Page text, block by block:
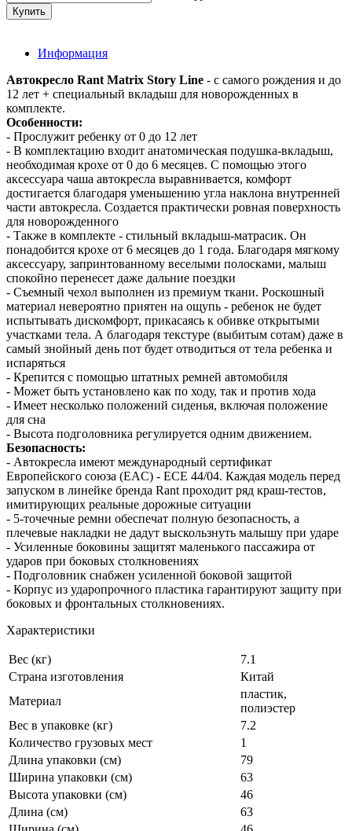
Информация
Автокресло Rant Matrix Story Line - с самого рождения и до
12 лет + специальный вкладыш для новорожденных в
комплекте.
Особенности:
- Прослужит ребенку от 0 до 12 лет
- В комплектацию входит анатомическая подушка-вкладыш,
необходимая крохе от 0 до 6 месяцев. С помощью этого
аксессуара чаша автокресла выравнивается, комфорт
достигается благодаря уменьшению угла наклона внутренней
части автокресла. Создается практически ровная поверхность
для новорожденного
- Также в комплекте - стильный вкладыш-матрасик. Он
понадобится крохе от 6 месяцев до 1 года. Благодаря мягкому
аксессуару, запринтованному веселыми полосками, малыш
спокойно перенесет даже дальние поездки
- Съемный чехол выполнен из премиум ткани. Роскошный
материал невероятно приятен на ощупь - ребенок не будет
испытывать дискомфорт, прикасаясь к обивке открытыми
участками тела. А благодаря текстуре (выбитым сотам) даже в
самый знойный день пот будет отводиться от тела ребенка и
испаряться
- Крепится с помощью штатных ремней автомобиля
- Может быть установлено как по ходу, так и против хода
- Имеет несколько положений сиденья, включая положение
для сна
- Высота подголовника регулируется одним движением.
Безопасность:
- Автокресла имеют международный сертификат
Европейского союза (EAC) - ECE 44/04. Каждая модель перед
запуском в линейке бренда Rant проходит ряд краш-тестов,
имитирующих реальные дорожные ситуации
- 5-точечные ремни обеспечат полную безопасность, а
плечевые накладки не дадут выскользнуть малышу при ударе
- Усиленные боковины защитят маленького пассажира от
ударов при боковых столкновениях
- Подголовник снабжен усиленной боковой защитой
- Корпус из ударопрочного пластика гарантируют защиту при
боковых и фронтальных столкновениях.
Характеристики
Вес (кг)
7.1
Страна изготовления
Китай
Материал
пластик,
полиэстер
Вес в упаковке (кг)
7.2
Количество грузовых мест
1
Длина упаковки (см)
79
Ширина упаковки (см)
63
Высота упаковки (см)
46
Длина (см)
63